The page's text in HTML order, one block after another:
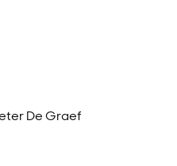
De Graef